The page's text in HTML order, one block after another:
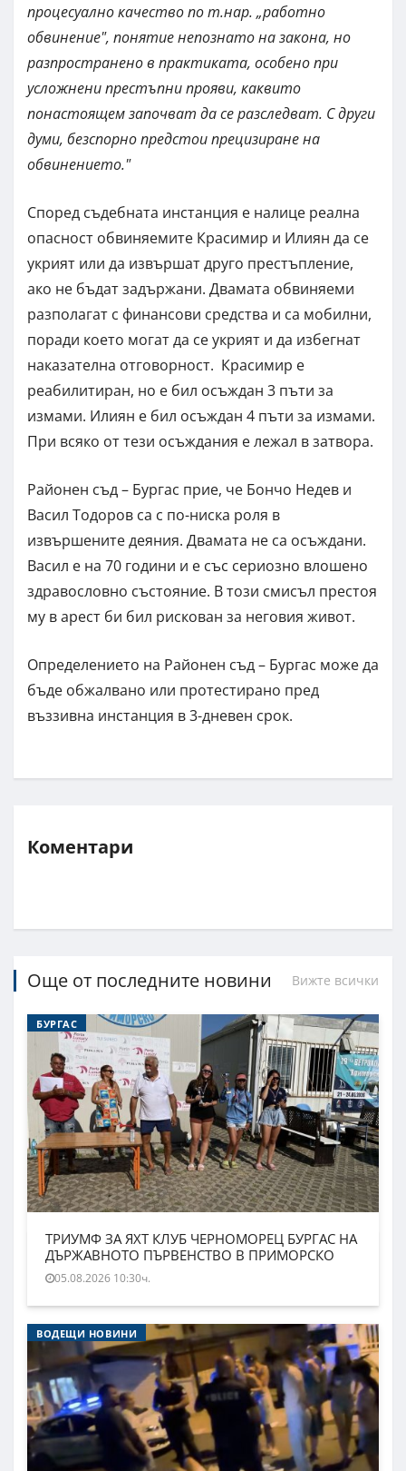
процесуално качество по т.нар. „работно
обвинение", понятие непознато на закона, но
разпространено в практиката, особено при
усложнени престъпни прояви, каквито
понастоящем започват да се разследват. С други
думи, безспорно предстои прецизиране на
обвинението."
Според съдебната инстанция е налице реална
опасност обвиняемите Красимир и Илиян да се
укрият или да извършат друго престъпление,
ако не бъдат задържани. Двамата обвиняеми
разполагат с финансови средства и са мобилни,
поради което могат да се укрият и да избегнат
наказателна отговорност. Красимир е
реабилитиран, но е бил осъждан 3 пъти за
измами. Илиян е бил осъждан 4 пъти за измами.
При всяко от тези осъждания е лежал в затвора.
Районен съд – Бургас прие, че Бончо Недев и
Васил Тодоров са с по-ниска роля в
извършените деяния. Двамата не са осъждани.
Васил е на 70 години и е със сериозно влошено
здравословно състояние. В този смисъл престоя
му в арест би бил рискован за неговия живот.
Определението на Районен съд – Бургас може да
бъде обжалвано или протестирано пред
въззивна инстанция в 3-дневен срок.
Коментари
Още от последните новини Вижте всички
БУРГАС
ТРИУМФ ЗА ЯХТ КЛУБ ЧЕРНОМОРЕЦ БУРГАС НА
ДЪРЖАВНОТО ПЪРВЕНСТВО В ПРИМОРСКО
05.08.2026 10:30ч.
ВОДЕЩИ НОВИНИ